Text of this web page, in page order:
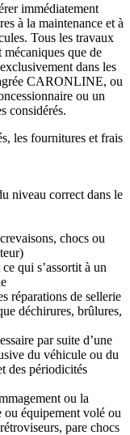
immédiatement
à la maintenance et à
Tous les travaux
mécaniques que de
dans les
CARONLINE, ou
ou un
considérés.
les fournitures et frais
niveau correct dans le
chocs ou
qui s’assortit à un
réparations de sellerie
déchirures, brûlures,
par suite d’une
du véhicule ou du
des périodicités
ou la
ou équipement volé ou
pare chocs